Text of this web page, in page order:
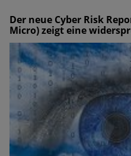
Der neue Cyber Risk
Micro) zeigt eine